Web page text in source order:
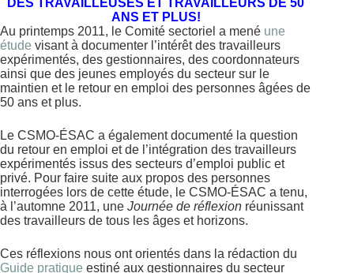
DES TRAVAILLEUSES ET TRAVAILLEURS DE 50
ANS ET PLUS!
Au printemps 2011, le Comité sectoriel a mené une
étude visant à documenter l’intérêt des travailleurs
expérimentés, des gestionnaires, des coordonnateurs
ainsi que des jeunes employés du secteur sur le
maintien et le retour en emploi des personnes âgées de
50 ans et plus.
Le CSMO-ÉSAC a également documenté la question
du retour en emploi et de l’intégration des travailleurs
expérimentés issus des secteurs d’emploi public et
privé. Pour faire suite aux propos des personnes
interrogées lors de cette étude, le CSMO-ÉSAC a tenu,
à l’automne 2011, une Journée de réflexion réunissant
des travailleurs de tous les âges et horizons.
Ces réflexions nous ont orientés dans la rédaction du
Guide pratique estiné aux gestionnaires du secteur